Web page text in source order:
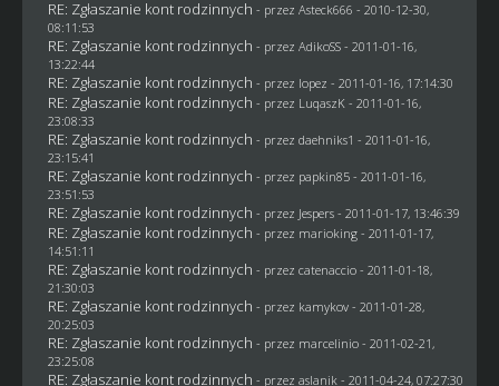
RE: Zgłaszanie kont rodzinnych - przez Asteck666 - 2010-12-30,
08:11:53
RE: Zgłaszanie kont rodzinnych - przez AdikoSS - 2011-01-16,
13:22:44
RE: Zgłaszanie kont rodzinnych - przez lopez - 2011-01-16, 17:14:30
RE: Zgłaszanie kont rodzinnych - przez LuqaszK - 2011-01-16,
23:08:33
RE: Zgłaszanie kont rodzinnych - przez daehniks1 - 2011-01-16,
23:15:41
RE: Zgłaszanie kont rodzinnych - przez papkin85- 2011-01-16,
23:51:53
RE: Zgłaszanie kont rodzinnych - przez Jespers- 2011-01-17, 13:46:39
RE: Zgłaszanie kont rodzinnych - przez marioking- 2011-01-17,
14:51:11
RE: Zgłaszanie kont rodzinnych - przez catenaccio- 2011-01-18,
21:30:03
RE: Zgłaszanie kont rodzinnych - przez kamykov- 2011-01-28,
20:25:03
RE: Zgłaszanie kont rodzinnych - przez marcelinio- 2011-02-21,
23:25:08
RE: Zgłaszanie kont rodzinnych - przez aslanik - 2011-04-24, 07:27:30